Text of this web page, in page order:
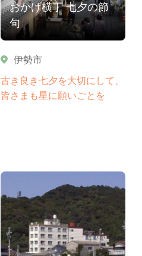
おかげ横丁 七夕の節
句
伊勢市
古き良き七夕を大切にして、
皆さまも星に願いごとを